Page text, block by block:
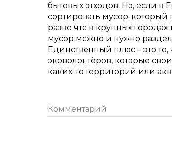
бытовых отходов. Но, если
сортировать мусор, который
разве что в крупных городах
мусор можно и нужно
Единственный плюс – это
эковолонтёров, которые
каких-то территорий или